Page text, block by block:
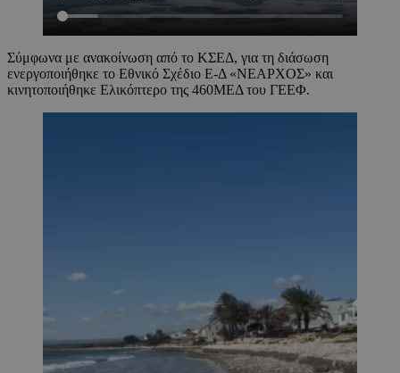
Σύμφωνα με ανακοίνωση από το ΚΣΕΔ, για τη διάσωση
ενεργοποιήθηκε το Εθνικό Σχέδιο Ε-Δ «ΝΕΑΡΧΟΣ» και
κινητοποιήθηκε Ελικόπτερο της 460ΜΕΔ του ΓΕΕΦ.